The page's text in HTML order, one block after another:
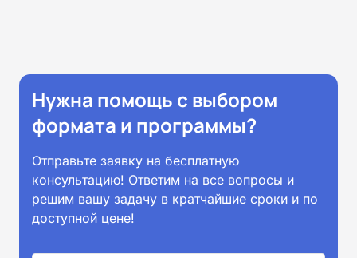
Нужна помощь с выбором
формата и программы?
Отправьте заявку на бесплатную
консультацию! Ответим на все вопросы и
решим вашу задачу в кратчайшие сроки и по
доступной цене!